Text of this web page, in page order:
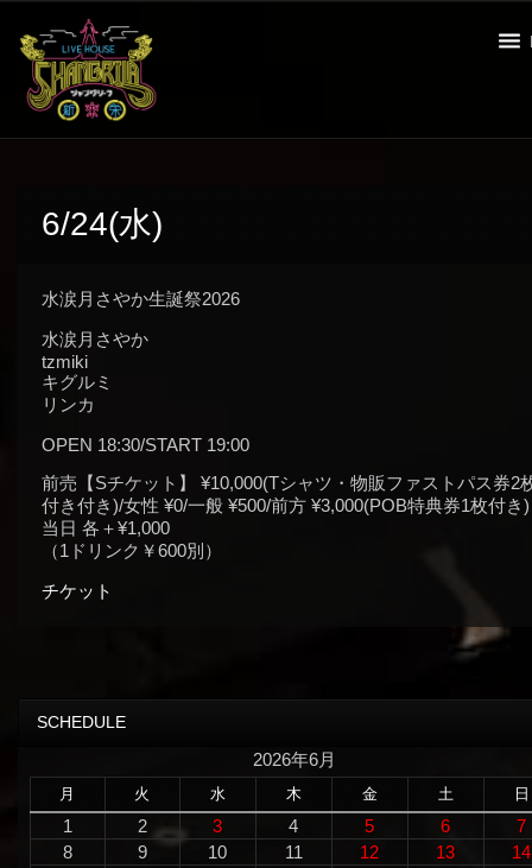
6/24(水)
水涙月さやか生誕祭2026
水涙月さやか
tzmiki
キグルミ
リンカ
OPEN 18:30/START 19:00
前売【Sチケット】 ¥10,000(Tシャツ・物販ファストパス券2
付き付き)/女性 ¥0/一般 ¥500/前方 ¥3,000(POB特典券1枚付き)
当日 各＋¥1,000
（1ドリンク￥600別）
チケット
SCHEDULE
2026年6月
月 火 水 木 金 土 日
1 2 3 4 5 6
7
8
9 10 11 12 13
14